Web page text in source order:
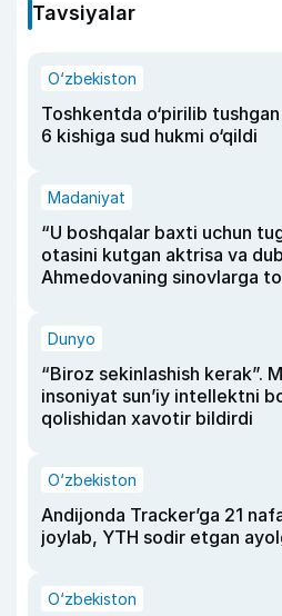
Tavsiyalar
O‘zbekiston
Toshkentda o‘pirilib tushgan
6 kishiga sud hukmi o‘qildi
Madaniyat
“U boshqalar baxti uchun
otasini kutgan aktrisa va
Ahmedovaning sinovlarga
Dunyo
“Biroz sekinlashish kerak”.
insoniyat sun’iy intellektni
qolishidan xavotir bildirdi
O‘zbekiston
Andijonda Tracker’ga 21
joylab, YTH sodir etgan
O‘zbekiston